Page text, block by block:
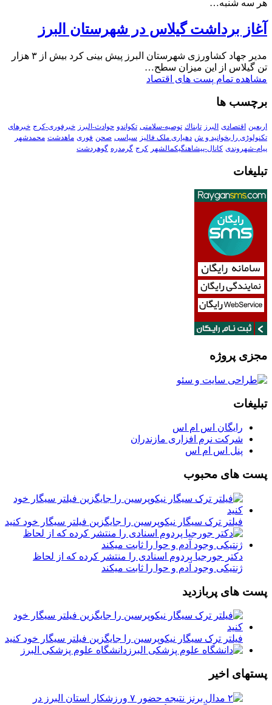
هر سه شنبه…
آغاز برداشت گیلاس در شهرستان البرز
مدیر جهاد کشاورزی شهرستان البرز پیش بینی کرد بیش از ۳ هزار
تن گیلاس از این میزان سطح…
مشاهده تمام پست های اقتصاد
برچسب ها
اربعین اقتصادی البرز تابناك توصیه-سلامتی تکواندو حوادث-البرز خبرفوری-کرج خبرهای
تکنولوڑی را بخوانید و ش دهیاری ملک فالیز سیاسی صحن فوری ماهدشت محمدشهر
پیام-شهروندی کانال-پیشاهنگیکمالشهر کرج گرمدره گوهردشت
تبلیغات
مجزی پروژه
تبلیغات
رایگان اس ام اس
شرکت نرم افزاری مازندران
پنل اس ام اس
پست های محبوب
فیلتر ترک سیگار نیکوپرسین را جایگزین فیلتر سیگار خود کنید
دکتر جورجیا پردوم اسنادی را منتشر کرده که از لحاظ
ژنتیکی وجود آدم و حوا را ثابت میکند
پست های پربازدید
فیلتر ترک سیگار نیکوپرسین را جایگزین فیلتر سیگار خود کنید
دانشگاه علوم پزشکی البرز
پستهای اخیر